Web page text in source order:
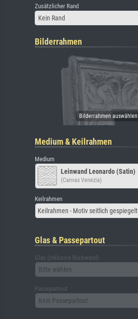
Zusätzlicher Rand
Kein Rand
Bilderrahmen
Medium & Keilrahmen
Medium
Leinwand Leonardo (Satin)
(Canvas Venezia)
Keilrahmen
Keilrahmen - Motiv seitlich gespiegelt
Glas & Passepartout
Glas (inklusive Rückwand)
Bitte wählen
Passepartout
Kein Passepartout